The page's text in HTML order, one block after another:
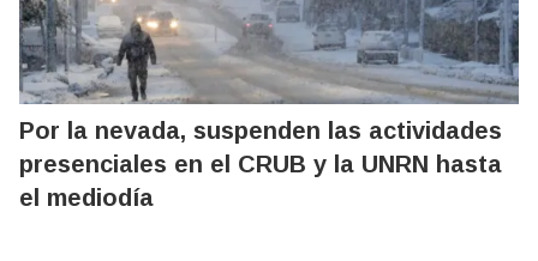
Por la nevada, suspenden las actividades
presenciales en el CRUB y la UNRN hasta
el mediodía